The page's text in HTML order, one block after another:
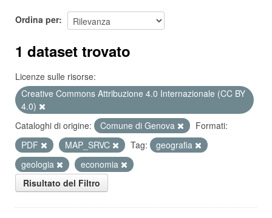
Ordina per
1 dataset trovato
Licenze sulle risorse:
Creative Commons Attribuzione 4.0 Internazionale (CC BY
4.0)
Cataloghi di origine:
Comune di Genova
Formati:
PDF
MAP_SRVC Tag:
geografia
geologia
economia
Risultato del Filtro